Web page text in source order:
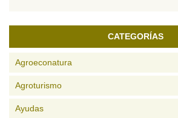
CATEGORÍAS
Agroeconatura
Agroturismo
Ayudas